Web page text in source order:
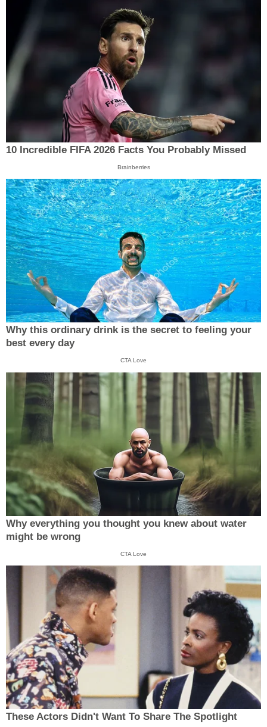
10 Incredible FIFA 2026 Facts You Probably Missed
Brainberries
Why this ordinary drink is the secret to feeling your
best every day
CTA Love
Why everything you thought you knew about water
might be wrong
CTA Love
These Actors Didn't Want To Share The Spotlight